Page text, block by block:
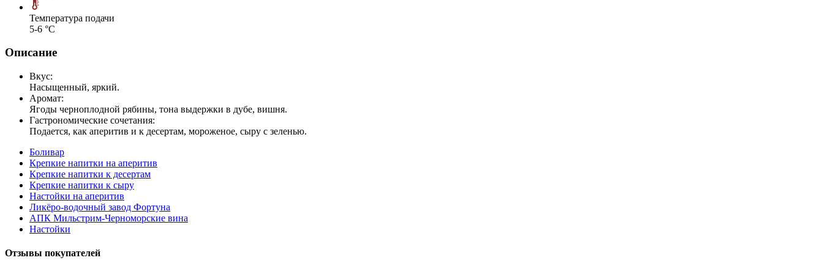
Температура подачи
5-6 °С
Описание
Вкус:
Насыщенный, яркий.
Аромат:
Ягоды черноплодной рябины, тона выдержки в дубе, вишня.
Гастрономические сочетания:
Подается, как аперитив и к десертам, мороженое, сыру с зеленью.
Боливар
Крепкие напитки на аперитив
Крепкие напитки к десертам
Крепкие напитки к сыру
Настойки на аперитив
Ликёро-водочный завод Фортуна
АПК Мильстрим-Черноморские вина
Настойки
Отзывы покупателей